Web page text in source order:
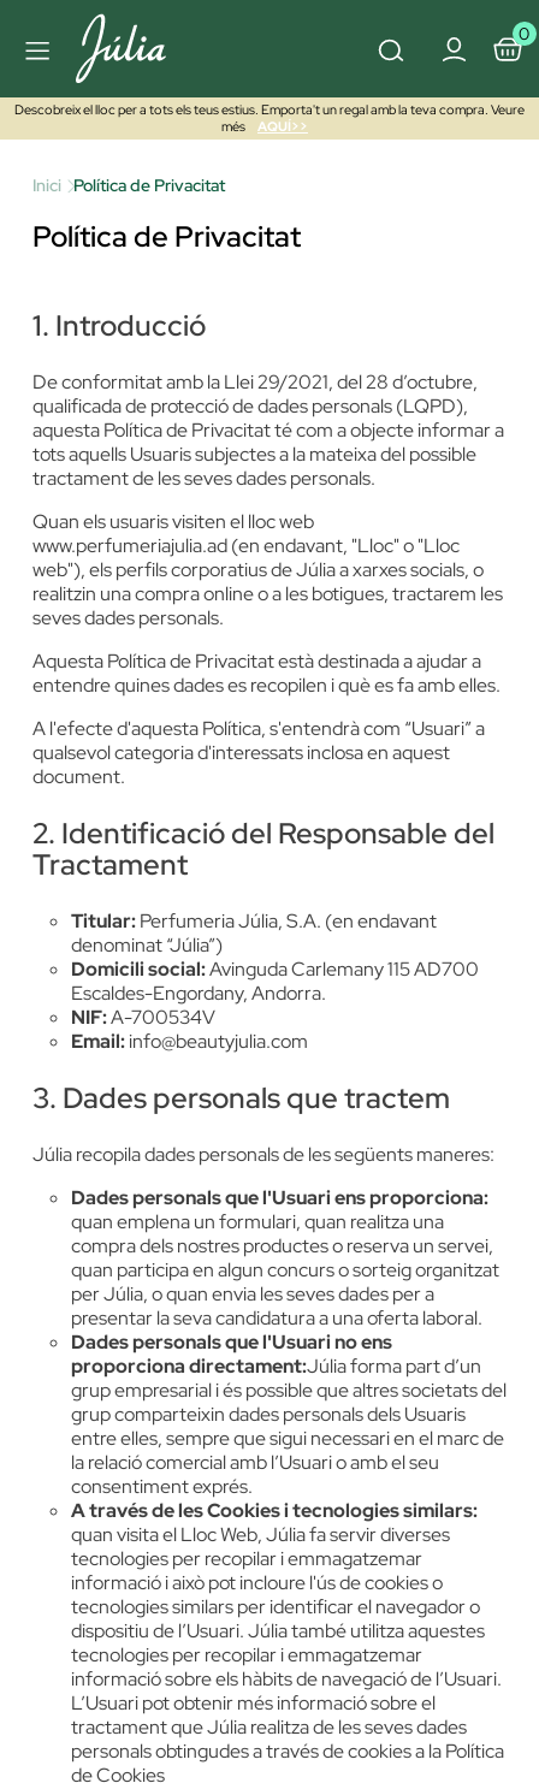
0
Descobreix el lloc per a tots els teus estius. Emporta't un regal amb la teva compra. Veure
més
AQUÍ>>
Inici Política de Privacitat
Política de Privacitat
1. Introducció
De conformitat amb la Llei 29/2021, del 28 d’octubre,
qualificada de protecció de dades personals (LQPD),
aquesta Política de Privacitat té com a objecte informar a
tots aquells Usuaris subjectes a la mateixa del possible
tractament de les seves dades personals.
Quan els usuaris visiten el lloc web
www.perfumeriajulia.ad (en endavant, "Lloc" o "Lloc
web"), els perfils corporatius de Júlia a xarxes socials, o
realitzin una compra online o a les botigues, tractarem les
seves dades personals.
Aquesta Política de Privacitat està destinada a ajudar a
entendre quines dades es recopilen i què es fa amb elles.
A l'efecte d'aquesta Política, s'entendrà com “Usuari” a
qualsevol categoria d'interessats inclosa en aquest
document.
2. Identificació del Responsable del
Tractament
Titular:Perfumeria Júlia, S.A. (en endavant
denominat “Júlia”)
Domicili social:Avinguda Carlemany 115 AD700
Escaldes-Engordany, Andorra.
NIF:A-700534V
Email:info@beautyjulia.com
3. Dades personals que tractem
Júlia recopila dades personals de les següents maneres:
Dades personals que l'Usuari ens proporciona:
quan emplena un formulari, quan realitza una
compra dels nostres productes o reserva un servei,
quan participa en algun concurs o sorteig organitzat
per Júlia, o quan envia les seves dades per a
presentar la seva candidatura a una oferta laboral.
Dades personals que l'Usuari no ens
proporciona directament:Júlia forma part d’un
grup empresarial i és possible que altres societats del
grup comparteixin dades personals dels Usuaris
entre elles, sempre que sigui necessari en el marc de
la relació comercial amb l’Usuari o amb el seu
consentiment exprés.
A través de les Cookies i tecnologies similars:
quan visita el Lloc Web, Júlia fa servir diverses
tecnologies per recopilar i emmagatzemar
informació i això pot incloure l'ús de cookies o
tecnologies similars per identificar el navegador o
dispositiu de l’Usuari. Júlia també utilitza aquestes
tecnologies per recopilar i emmagatzemar
informació sobre els hàbits de navegació de l’Usuari.
L’Usuari pot obtenir més informació sobre el
tractament que Júlia realitza de les seves dades
personals obtingudes a través de cookies a laPolítica
de Cookies